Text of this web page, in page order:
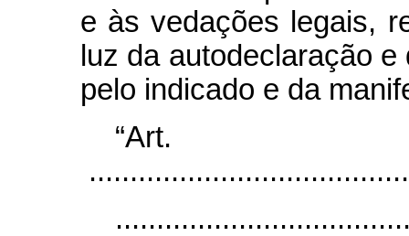
e às vedações legais,
luz da autodeclaração
pelo indicado e da